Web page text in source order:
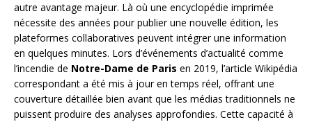
autre avantage majeur. Là où une encyclopédie imprimée
nécessite des années pour publier une nouvelle édition, les
plateformes collaboratives peuvent intégrer une information
en quelques minutes. Lors d’événements d’actualité comme
l’incendie de Notre-Dame de Paris en 2019, l’article Wikipédia
correspondant a été mis à jour en temps réel, offrant une
couverture détaillée bien avant que les médias traditionnels ne
puissent produire des analyses approfondies. Cette capacité à